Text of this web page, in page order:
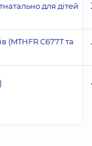
для дітей
(MTHFR C677T та